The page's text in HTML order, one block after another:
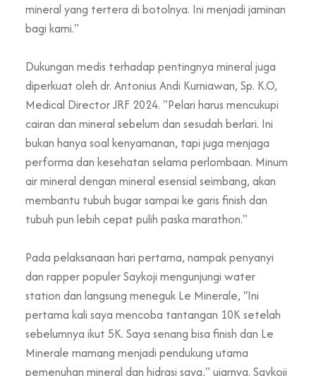
mineral yang tertera di botolnya. Ini menjadi jaminan
bagi kami."
Dukungan medis terhadap pentingnya mineral juga
diperkuat oleh dr. Antonius Andi Kurniawan, Sp. K.O,
Medical Director JRF 2024. "Pelari harus mencukupi
cairan dan mineral sebelum dan sesudah berlari. Ini
bukan hanya soal kenyamanan, tapi juga menjaga
performa dan kesehatan selama perlombaan. Minum
air mineral dengan mineral esensial seimbang, akan
membantu tubuh bugar sampai ke garis finish dan
tubuh pun lebih cepat pulih paska marathon."
Pada pelaksanaan hari pertama, nampak penyanyi
dan rapper populer Saykoji mengunjungi water
station dan langsung meneguk Le Minerale, “Ini
pertama kali saya mencoba tantangan 10K setelah
sebelumnya ikut 5K. Saya senang bisa finish dan Le
Minerale mamang menjadi pendukung utama
pemenuhan mineral dan hidrasi saya," ujarnya. Saykoji